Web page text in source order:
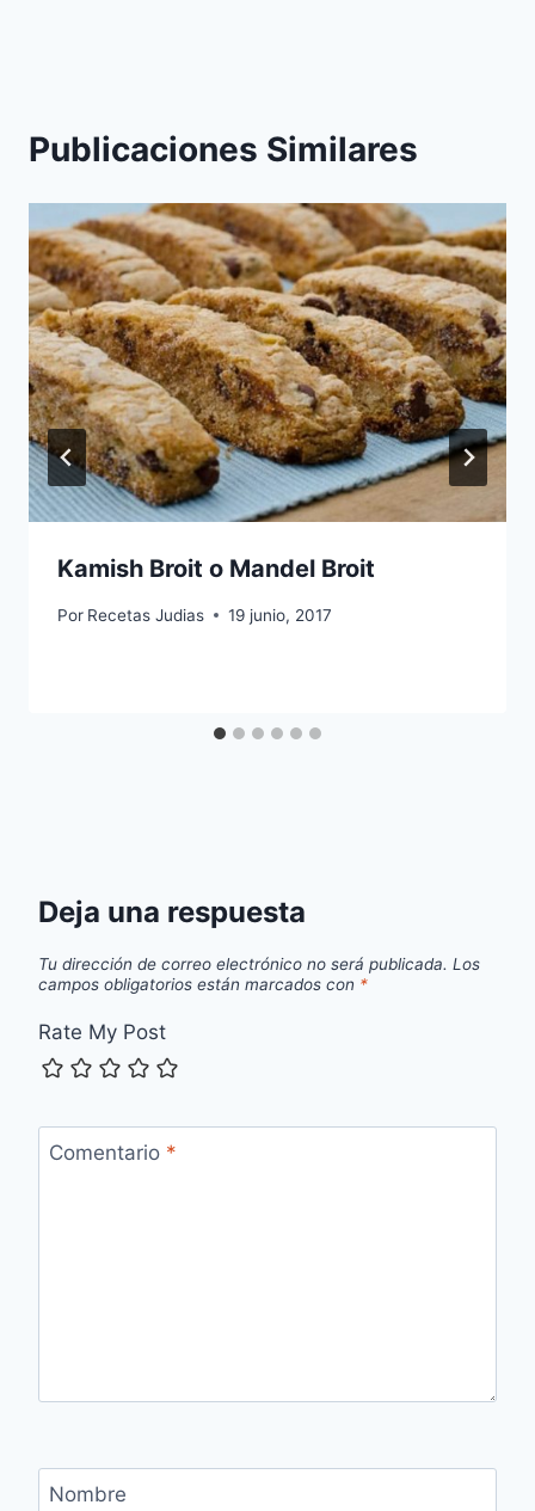
Publicaciones Similares
Kamish Broit o Mandel Broit
Por Recetas Judias 19 junio, 2017
Deja una respuesta
Tu dirección de correo electrónico no será publicada. Los
campos obligatorios están marcados con *
Rate My Post
Comentario *
Nombre